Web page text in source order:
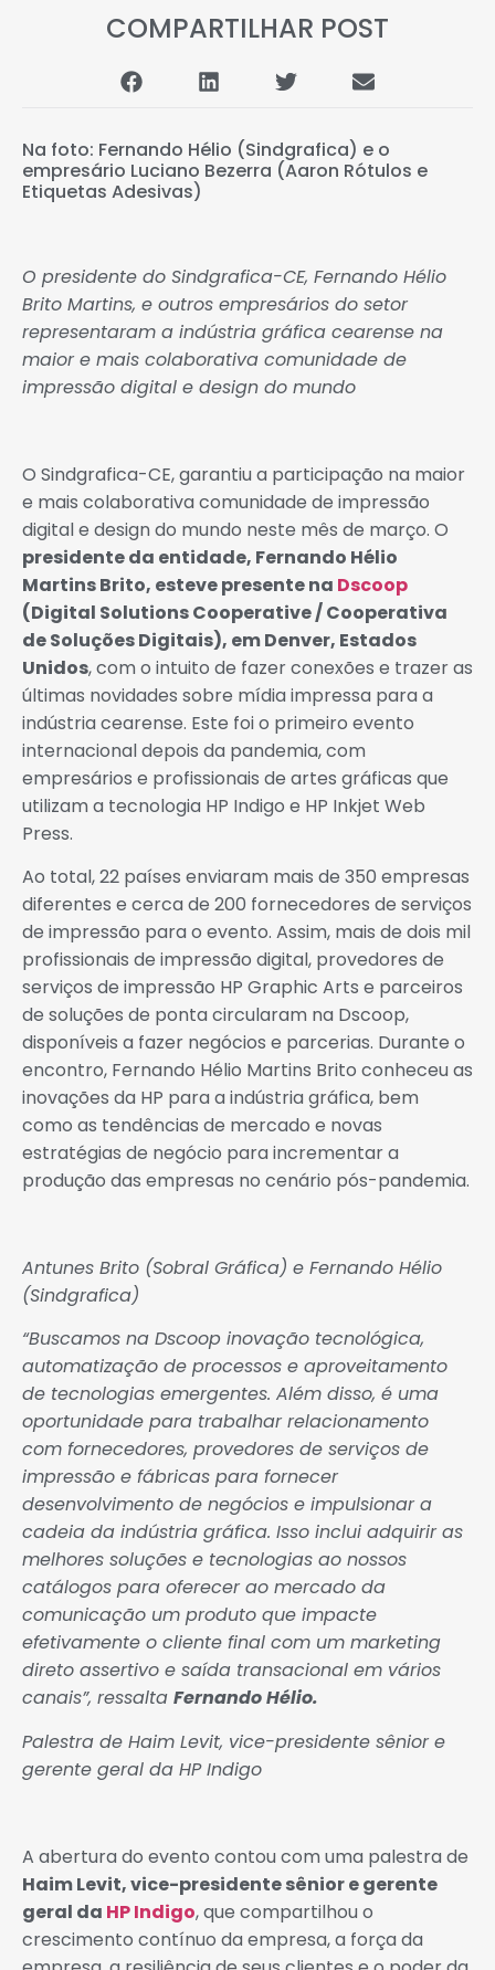
COMPARTILHAR POST
Na foto: Fernando Hélio (Sindgrafica) e o
empresário Luciano Bezerra (Aaron Rótulos e
Etiquetas Adesivas)
O presidente do Sindgrafica-CE, Fernando Hélio
Brito Martins, e outros empresários do setor
representaram a indústria gráfica cearense na
maior e mais colaborativa comunidade de
impressão digital e design do mundo
O Sindgrafica-CE, garantiu a participação na maior
e mais colaborativa comunidade de impressão
digital e design do mundo neste mês de março. O
presidente da entidade, Fernando Hélio
Martins Brito, esteve presente na Dscoop
(Digital Solutions Cooperative / Cooperativa
de Soluções Digitais), em Denver, Estados
Unidos, com o intuito de fazer conexões e trazer as
últimas novidades sobre mídia impressa para a
indústria cearense. Este foi o primeiro evento
internacional depois da pandemia, com
empresários e profissionais de artes gráficas que
utilizam a tecnologia HP Indigo e HP Inkjet Web
Press.
Ao total, 22 países enviaram mais de 350 empresas
diferentes e cerca de 200 fornecedores de serviços
de impressão para o evento. Assim, mais de dois mil
profissionais de impressão digital, provedores de
serviços de impressão HP Graphic Arts e parceiros
de soluções de ponta circularam na Dscoop,
disponíveis a fazer negócios e parcerias. Durante o
encontro, Fernando Hélio Martins Brito conheceu as
inovações da HP para a indústria gráfica, bem
como as tendências de mercado e novas
estratégias de negócio para incrementar a
produção das empresas no cenário pós-pandemia.
Antunes Brito (Sobral Gráfica) e Fernando Hélio
(Sindgrafica)
“Buscamos na Dscoop inovação tecnológica,
automatização de processos e aproveitamento
de tecnologias emergentes. Além disso, é uma
oportunidade para trabalhar relacionamento
com fornecedores, provedores de serviços de
impressão e fábricas para fornecer
desenvolvimento de negócios e impulsionar a
cadeia da indústria gráfica. Isso inclui adquirir as
melhores soluções e tecnologias ao nossos
catálogos para oferecer ao mercado da
comunicação um produto que impacte
efetivamente o cliente final com um marketing
direto assertivo e saída transacional em vários
canais”, ressalta Fernando Hélio.
Palestra de Haim Levit, vice-presidente sênior e
gerente geral da HP Indigo
A abertura do evento contou com uma palestra de
Haim Levit, vice-presidente sênior e gerente
geral da HP Indigo, que compartilhou o
crescimento contínuo da empresa, a força da